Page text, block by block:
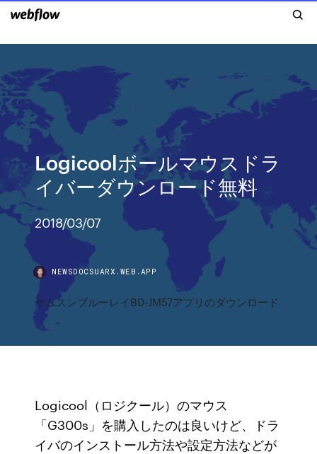
Logicoolボールマウスドラ
イバーダウンロード無料
2018/03/07
NEWSDOCSUARX.WEB.APP
サムスンブルーレイBD-JM57アプリのダウンロード
Logicool（ロジクール）のマウス
「G300s」を購入したのは良いけど、ドラ
イバのインストール方法や設定方法などが